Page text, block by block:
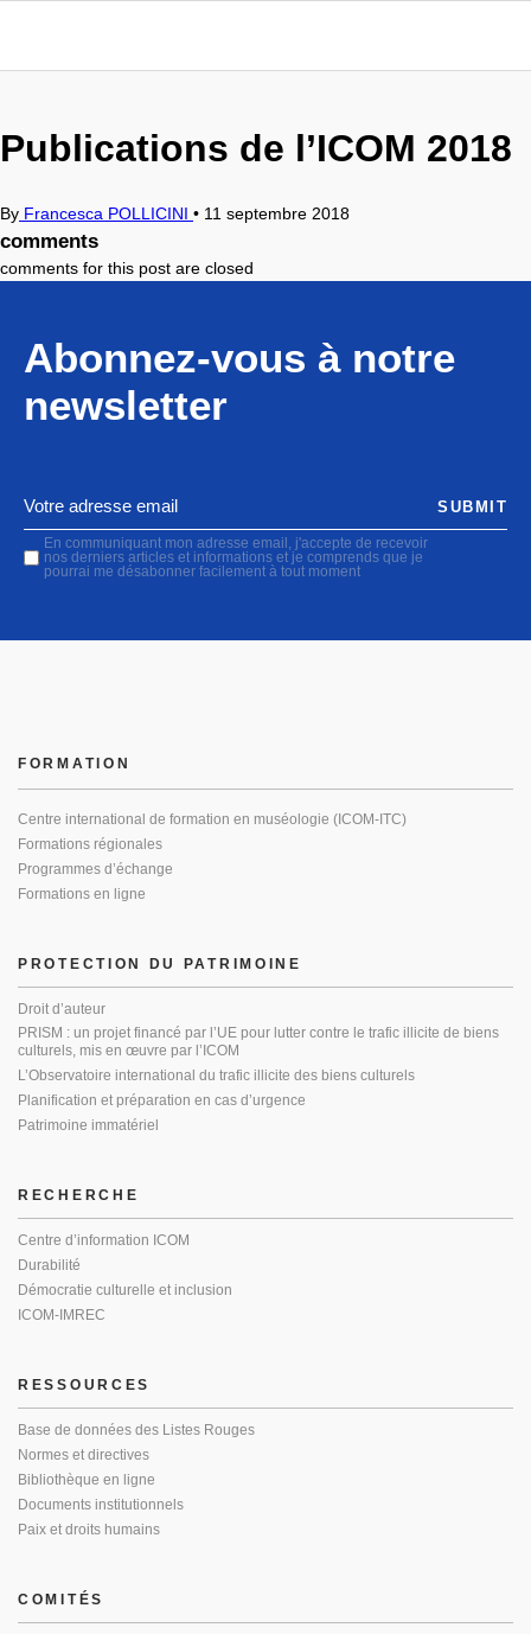
Publications de l’ICOM 2018
By Francesca POLLICINI • 11 septembre 2018
comments
comments for this post are closed
Abonnez-vous à notre
newsletter
En communiquant mon adresse email, j'accepte de recevoir
nos derniers articles et informations et je comprends que je
pourrai me désabonner facilement à tout moment
SUBMIT
PROTECTION DU PATRIMOINE
Droit d’auteur
PRISM : un projet financé par l’UE pour lutter contre le trafic illicite de biens
culturels, mis en œuvre par l’ICOM
L’Observatoire international du trafic illicite des biens culturels
Planification et préparation en cas d’urgence
Patrimoine immatériel
FORMATION
Centre international de formation en muséologie (ICOM-ITC)
Formations régionales
Programmes d’échange
Formations en ligne
RECHERCHE
Centre d’information ICOM
Durabilité
Démocratie culturelle et inclusion
ICOM-IMREC
RESSOURCES
Base de données des Listes Rouges
Normes et directives
Bibliothèque en ligne
Documents institutionnels
Paix et droits humains
COMITÉS